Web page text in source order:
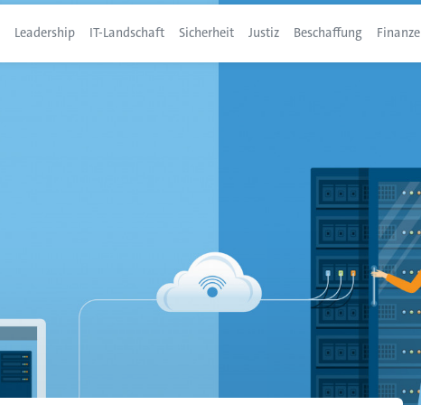
Leadership IT-Landschaft Sicherheit Justiz Beschaffung